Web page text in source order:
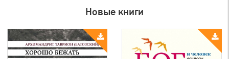
Новые книги